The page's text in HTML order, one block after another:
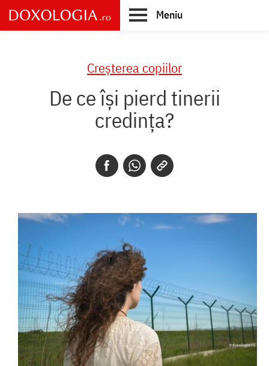
Skip
to
main
Meniu
Creşterea copiilor
De ce își pierd tinerii
credința?